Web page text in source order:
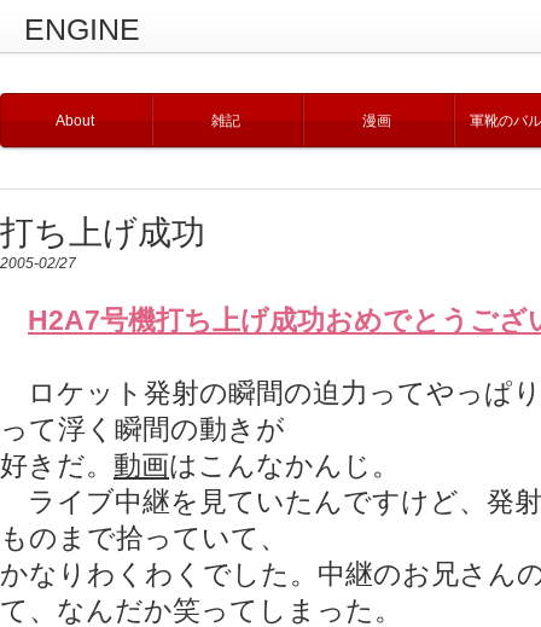
ENGINE
About 雑記 漫画 軍靴のバ
打ち上げ成功
2005-02/27
H2A7号機打ち上げ成功おめでとうござ
ロケット発射の瞬間の迫力ってやっぱ
って浮く瞬間の動きが
好きだ。 動画はこんなかんじ。
ライブ中継を見ていたんですけど、発
ものまで拾っていて、
かなりわくわくでした。中継のお兄さん
て、なんだか笑ってしまった。